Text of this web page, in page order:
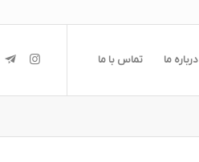
درباره ما تماس با ما